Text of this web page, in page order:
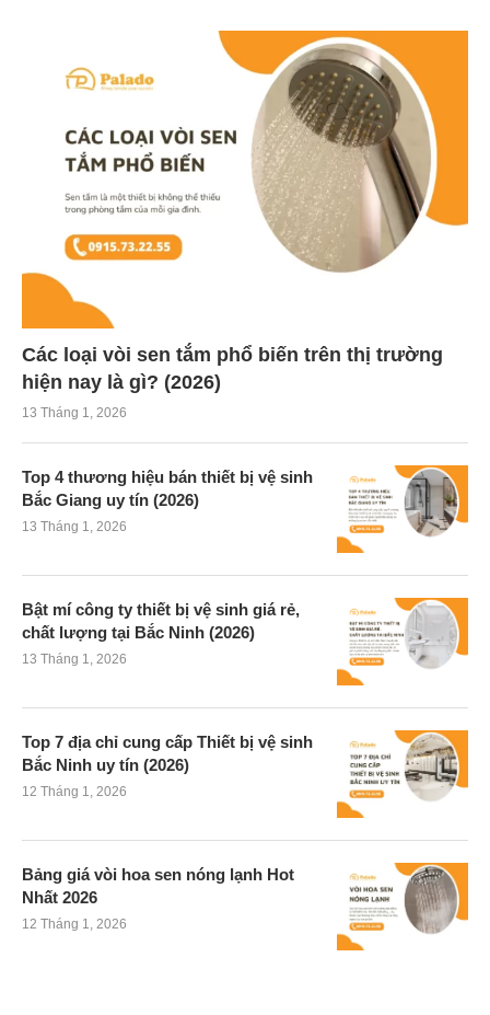
Các loại vòi sen tắm phổ biến trên thị trường
hiện nay là gì? (2026)
13 Tháng 1, 2026
Top 4 thương hiệu bán thiết bị vệ sinh
Bắc Giang uy tín (2026)
13 Tháng 1, 2026
Bật mí công ty thiết bị vệ sinh giá rẻ,
chất lượng tại Bắc Ninh (2026)
13 Tháng 1, 2026
Top 7 địa chỉ cung cấp Thiết bị vệ sinh
Bắc Ninh uy tín (2026)
12 Tháng 1, 2026
Bảng giá vòi hoa sen nóng lạnh Hot
Nhất 2026
12 Tháng 1, 2026